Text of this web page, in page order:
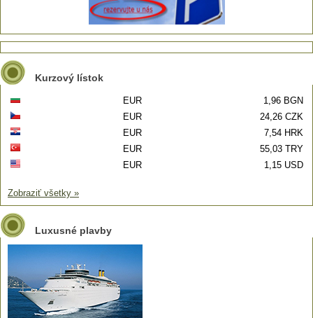
Kurzový lístok
EUR
1,96 BGN
EUR
24,26 CZK
EUR
7,54 HRK
EUR
55,03 TRY
EUR
1,15 USD
Zobraziť všetky »
Luxusné plavby